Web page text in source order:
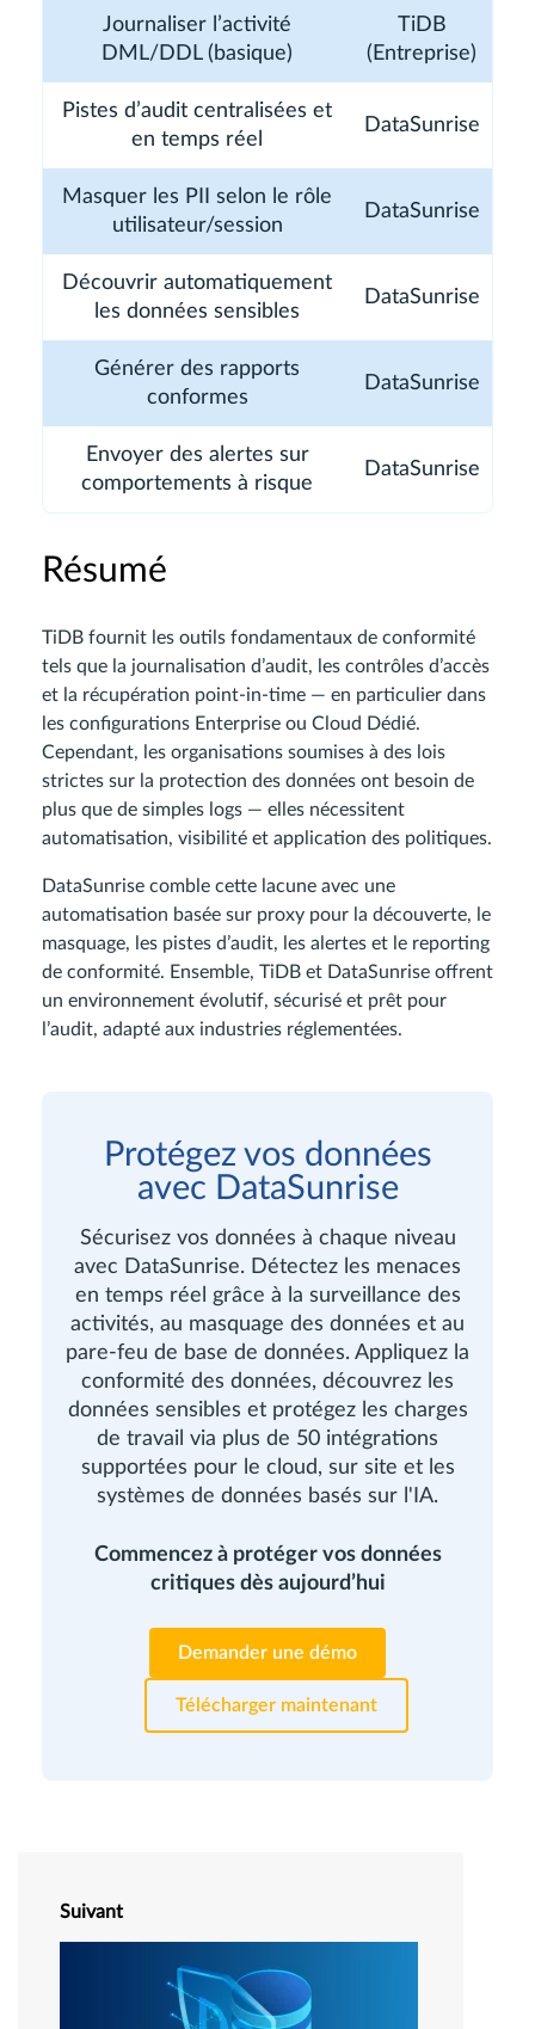
Journaliser l’activité
DML/DDL (basique)
TiDB
(Entreprise)
Pistes d’audit centralisées et
en temps réel
DataSunrise
Masquer les PII selon le rôle
utilisateur/session
DataSunrise
Découvrir automatiquement
les données sensibles
DataSunrise
Générer des rapports
conformes
DataSunrise
Envoyer des alertes sur
comportements à risque
DataSunrise
Résumé
TiDB fournit les outils fondamentaux de conformité
tels que la journalisation d’audit, les contrôles d’accès
et la récupération point-in-time — en particulier dans
les configurations Enterprise ou Cloud Dédié.
Cependant, les organisations soumises à des lois
strictes sur la protection des données ont besoin de
plus que de simples logs — elles nécessitent
automatisation, visibilité et application des politiques.
DataSunrise comble cette lacune avec une
automatisation basée sur proxy pour la découverte, le
masquage, les pistes d’audit, les alertes et le reporting
de conformité. Ensemble, TiDB et DataSunrise offrent
un environnement évolutif, sécurisé et prêt pour
l’audit, adapté aux industries réglementées.
Protégez vos données
avec DataSunrise
Sécurisez vos données à chaque niveau
avec DataSunrise. Détectez les menaces
en temps réel grâce à la surveillance des
activités, au masquage des données et au
pare-feu de base de données. Appliquez la
conformité des données, découvrez les
données sensibles et protégez les charges
de travail via plus de 50 intégrations
supportées pour le cloud, sur site et les
systèmes de données basés sur l'IA.
Commencez à protéger vos données
critiques dès aujourd’hui
Demander une démo
Télécharger maintenant
Suivant